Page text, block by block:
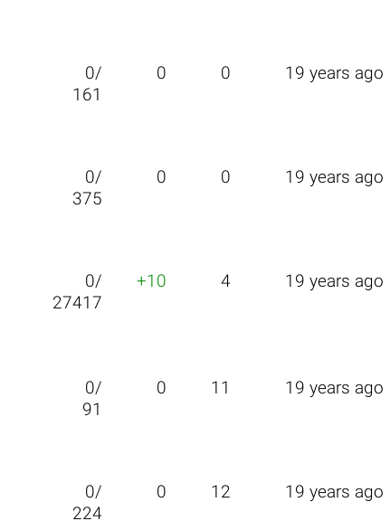
0/
161
0 0 19 years ago
0/
375
0 0 19 years ago
0/
27417
+10 4 19 years ago
0/
91
0 11 19 years ago
0/
224
0 12 19 years ago